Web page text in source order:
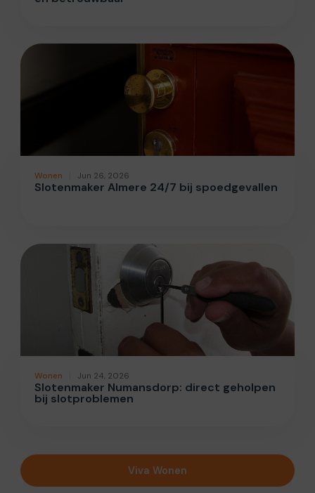
Wonen Jun 26, 2026
Slotenmaker Almere 24/7 bij spoedgevallen
Wonen Jun 24, 2026
Slotenmaker Numansdorp: direct geholpen
bij slotproblemen
Viva Wonen